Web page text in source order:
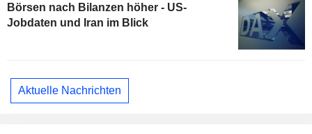
Börsen nach Bilanzen höher - US-
Jobdaten und Iran im Blick
Aktuelle Nachrichten